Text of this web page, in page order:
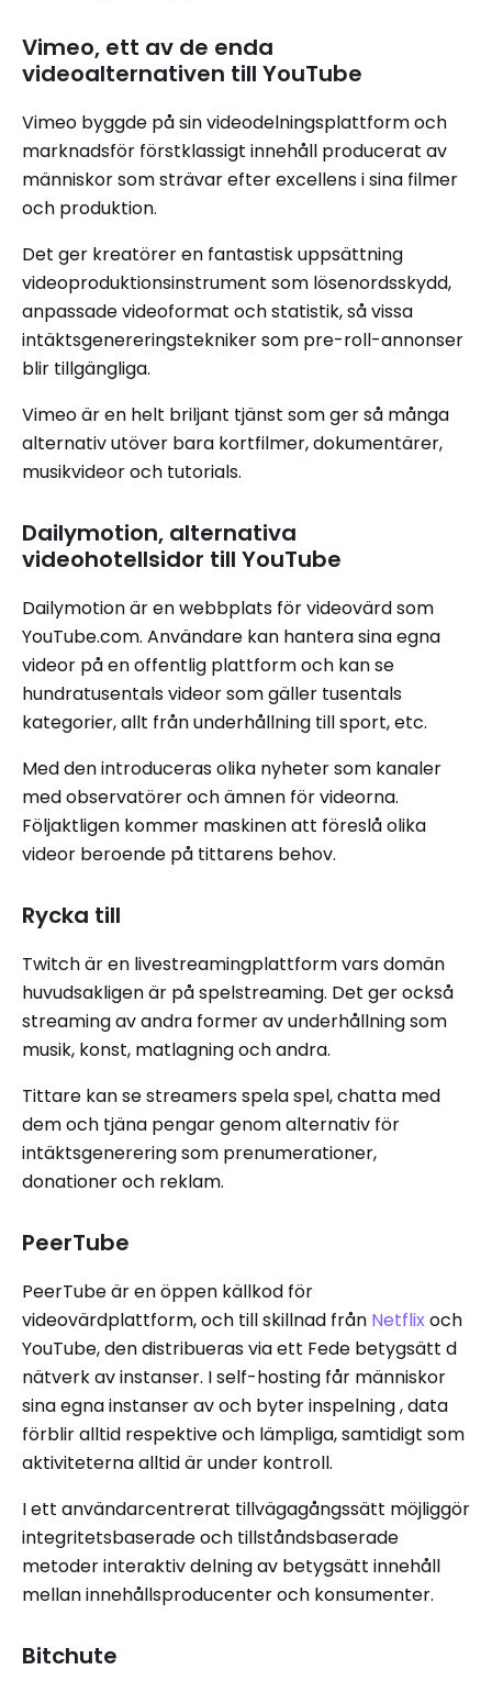
Vimeo, ett av de enda
videoalternativen till YouTube
Vimeo byggde på sin videodelningsplattform och
marknadsför förstklassigt innehåll producerat av
människor som strävar efter excellens i sina filmer
och produktion.
Det ger kreatörer en fantastisk uppsättning
videoproduktionsinstrument som lösenordsskydd,
anpassade videoformat och statistik, så vissa
intäktsgenereringstekniker som pre-roll-annonser
blir tillgängliga.
Vimeo är en helt briljant tjänst som ger så många
alternativ utöver bara kortfilmer, dokumentärer,
musikvideor och tutorials.
Dailymotion, alternativa
videohotellsidor till YouTube
Dailymotion är en webbplats för videovärd som
YouTube.com. Användare kan hantera sina egna
videor på en offentlig plattform och kan se
hundratusentals videor som gäller tusentals
kategorier, allt från underhållning till sport, etc.
Med den introduceras olika nyheter som kanaler
med observatörer och ämnen för videorna.
Följaktligen kommer maskinen att föreslå olika
videor beroende på tittarens behov.
Rycka till
Twitch är en livestreamingplattform vars domän
huvudsakligen är på spelstreaming. Det ger också
streaming av andra former av underhållning som
musik, konst, matlagning och andra.
Tittare kan se streamers spela spel, chatta med
dem och tjäna pengar genom alternativ för
intäktsgenerering som prenumerationer,
donationer och reklam.
PeerTube
PeerTube är en öppen källkod för
videovärdplattform, och till skillnad från Netflixoch
YouTube, den distribueras via ett Fede betygsätt d
nätverk av instanser. I self-hosting får människor
sina egna instanser av och byter inspelning , data
förblir alltid respektive och lämpliga, samtidigt som
aktiviteterna alltid är under kontroll.
I ett användarcentrerat tillvägagångssätt möjliggör
integritetsbaserade och tillståndsbaserade
metoder interaktiv delning av betygsätt innehåll
mellan innehållsproducenter och konsumenter.
Bitchute